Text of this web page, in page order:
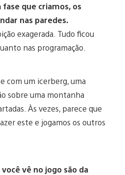
que criamos, os
nas paredes.
exagerada. Tudo ficou
nas programação.
com um icerberg, uma
sobre uma montanha
Às vezes, parece que
este e jogamos os outros
vê no jogo são da